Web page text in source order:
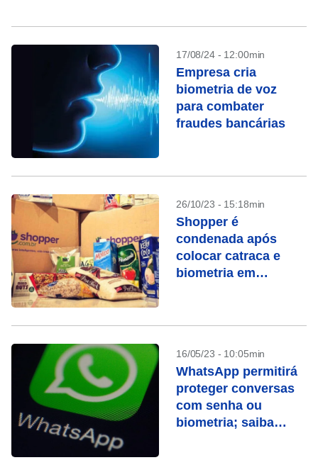
17/08/24 - 12:00min
Empresa cria
biometria de voz
para combater
fraudes bancárias
26/10/23 - 15:18min
Shopper é
condenada após
colocar catraca e
biometria em
16/05/23 - 10:05min
WhatsApp permitirá
proteger conversas
com senha ou
biometria; saiba